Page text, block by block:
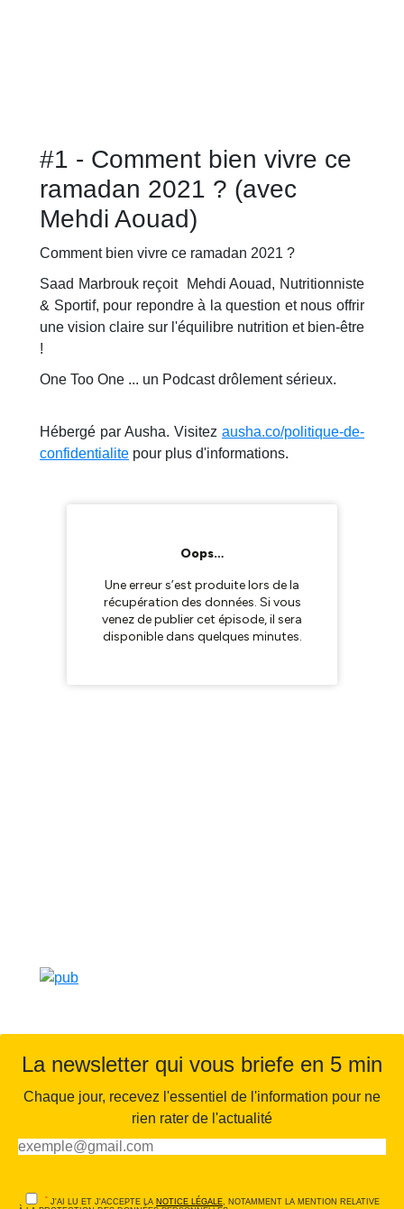
#1 - Comment bien vivre ce
ramadan 2021 ? (avec
Mehdi Aouad)
Comment bien vivre ce ramadan 2021 ?
Saad Marbrouk reçoit Mehdi Aouad, Nutritionniste
& Sportif, pour repondre à la question et nous offrir
une vision claire sur l'équilibre nutrition et bien-être
!
One Too One ... un Podcast drôlement sérieux.
Hébergé par Ausha. Visitez ausha.co/politique-de-
confidentialite pour plus d'informations.
La newsletter qui vous briefe en 5 min
Chaque jour, recevez l'essentiel de l'information pour ne
rien rater de l'actualité
* J'AI LU ET J'ACCEPTE LA NOTICE LÉGALE , NOTAMMENT LA MENTION RELATIVE